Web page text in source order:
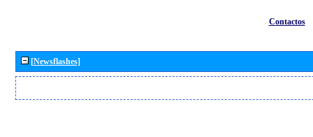
Contactos
[Newsflashes]